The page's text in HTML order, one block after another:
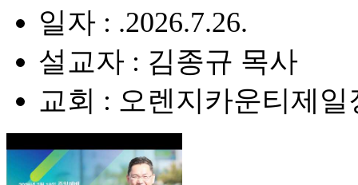
일자 : .2026.7.26.
설교자 : 김종규 목사
교회 : 오렌지카운티제일